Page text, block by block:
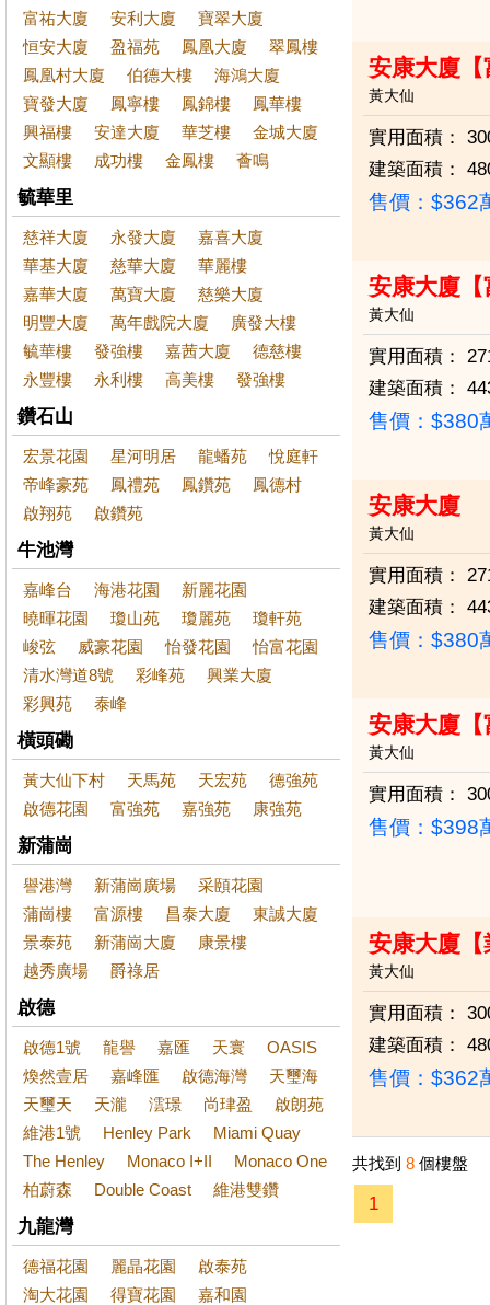
富祐大廈
安利大廈
寶翠大廈
恒安大廈
盈福苑 鳳凰大廈
翠鳳樓
鳳凰村大廈
伯德大樓
海鴻大廈
寶發大廈
鳳寧樓 鳳錦樓
鳳華樓
興福樓
安達大廈 華芝樓
金城大廈
文顯樓
成功樓 金鳳樓 薈鳴
毓華里
慈祥大廈 永發大廈
嘉喜大廈
華基大廈
慈華大廈
華麗樓
嘉華大廈
萬寶大廈
慈樂大廈
明豐大廈
萬年戲院大廈
廣發大樓
毓華樓
發強樓 嘉茜大廈
德慈樓
永豐樓
永利樓 高美樓 發強樓
鑽石山
宏景花園 星河明居 龍蟠苑
悅庭軒
帝峰豪苑
鳳禮苑 鳳鑽苑
鳳德村
啟翔苑
啟鑽苑
牛池灣
嘉峰台 海港花園
新麗花園
曉暉花園
瓊山苑 瓊麗苑
瓊軒苑
峻弦
威豪花園 怡發花園
怡富花園
清水灣道8號
彩峰苑
興業大廈
彩興苑
泰峰
橫頭磡
黃大仙下村 天馬苑 天宏苑
德強苑
啟德花園
富強苑 嘉強苑 康強苑
新蒲崗
譽港灣 新蒲崗廣場
采頤花園
蒲崗樓
富源樓 昌泰大廈
東誠大廈
景泰苑
新蒲崗大廈
康景樓
越秀廣場
爵祿居
啟德
啟德1號 龍譽 嘉匯 天寰
OASIS
煥然壹居
嘉峰匯 啟德海灣
天璽海
天璽天
天瀧 澐璟 尚珒盈
啟朗苑
維港1號
Henley Park
Miami Quay
The Henley
Monaco I+II
Monaco One
柏蔚森
Double Coast 維港雙鑽
九龍灣
德福花園 麗晶花園
啟泰苑
淘大花園
得寶花園 嘉和園
安康大廈
黃大仙
實用面積：
建築面積：
售價： $362
安康大廈
黃大仙
實用面積：
建築面積：
售價： $380
安康大廈
黃大仙
實用面積：
建築面積：
售價： $380
安康大廈
黃大仙
實用面積：
售價： $398
安康大廈
黃大仙
實用面積：
建築面積：
售價： $362
共找到 8 個樓盤
1